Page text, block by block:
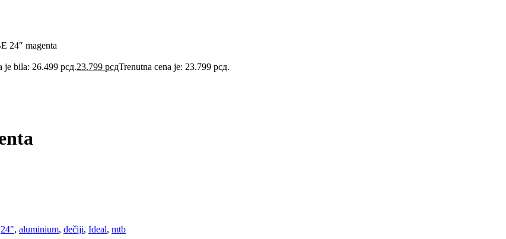
24″ magenta
je bila: 26.499 рсд.23.799 рсдTrenutna cena je: 23.799 рсд.
24", aluminium, dečiji, Ideal, mtb